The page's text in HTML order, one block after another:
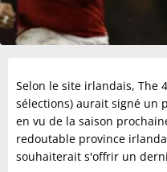
Selon le site irlandais, The
sélections) aurait signé un
en vu de la saison
redoutable province
souhaiterait s'offrir un